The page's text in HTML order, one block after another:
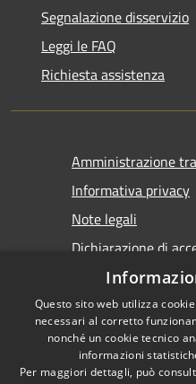
Segnalazione disservizio
Leggi le FAQ
Richiesta assistenza
Amministrazione
Informativa privacy
Note legali
Dichiarazione di
Questo sito web utilizza
necessari al corretto
nonché un cookie tecnico
informazioni
Per maggiori dettagli, può